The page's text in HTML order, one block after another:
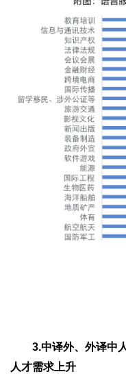
3.中译外、外译中人
人才需求上升